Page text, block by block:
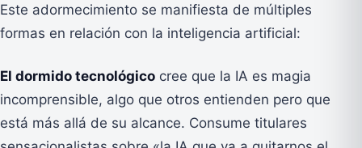
Este adormecimiento se manifiesta de múltiples
formas en relación con la inteligencia artificial:
El dormido tecnológico cree que la IA es magia
incomprensible, algo que otros entienden pero que
está más allá de su alcance. Consume titulares